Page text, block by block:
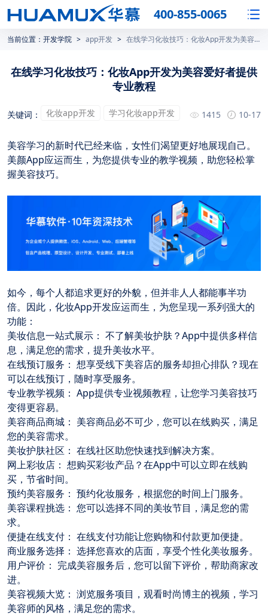
400-855-0065
当前位置： 开发学院 > app开发 > 在线学习化妆技巧：化妆App开发为美容爱好者提供专业教程
在线学习化妆技巧：化妆App开发为美容爱好者提供
专业教程
关键词： 化妆app开发 学习化妆app开发 1415 10-17
美容学习的新时代已经来临，女性们渴望更好地展现自己。
美颜App应运而生，为您提供专业的教学视频，助您轻松掌
握美容技巧。
如今，每个人都追求更好的外貌，但并非人人都能事半功
倍。因此，化妆App开发应运而生，为您呈现一系列强大的
功能：
美妆信息一站式展示： 不了解美妆护肤？App中提供多样信
息，满足您的需求，提升美妆水平。
在线预订服务： 想享受线下美容店的服务却担心排队？现在
可以在线预订，随时享受服务。
专业教学视频： App提供专业视频教程，让您学习美容技巧
变得更容易。
美容商品商城： 美容商品必不可少，您可以在线购买，满足
您的美容需求。
美妆护肤社区： 在线社区助您快速找到解决方案。
网上彩妆店： 想购买彩妆产品？在App中可以立即在线购
买，节省时间。
预约美容服务： 预约化妆服务，根据您的时间上门服务。
美容课程挑选： 您可以选择不同的美妆节目，满足您的需
求。
便捷在线支付： 在线支付功能让您购物和付款更加便捷。
商业服务选择： 选择您喜欢的店面，享受个性化美妆服务。
用户评价： 完成美容服务后，您可以留下评价，帮助商家改
进。
美容视频大览： 浏览服务项目，观看时尚博主的视频，学习
美容师的风格，满足您的需求。